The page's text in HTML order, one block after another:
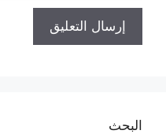
البحث